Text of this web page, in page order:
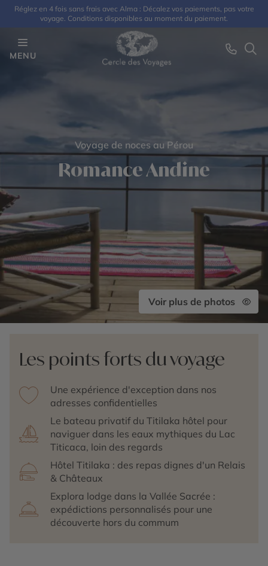
Réglez en 4 fois sans frais avec Alma : Décalez vos paiements, pas votre
voyage. Conditions disponibles au moment du paiement.
MENU
Voyage de noces au Pérou
Romance Andine
Voir plus de photos
Les points forts du voyage
Une expérience d'exception dans nos
adresses confidentielles
Le bateau privatif du Titilaka hôtel pour
naviguer dans les eaux mythiques du Lac
Titicaca, loin des regards
Hôtel Titilaka : des repas dignes d'un Relais
& Châteaux
Explora lodge dans la Vallée Sacrée :
expédictions personnalisés pour une
découverte hors du commum